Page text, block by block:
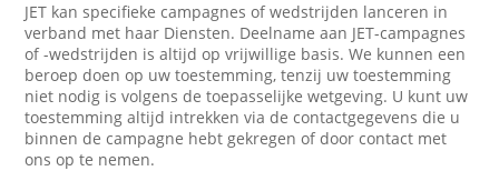
JET kan specifieke campagnes of wedstrijden lanceren in
verband met haar Diensten. Deelname aan JET-campagnes
of -wedstrijden is altijd op vrijwillige basis. We kunnen een
beroep doen op uw toestemming, tenzij uw toestemming
niet nodig is volgens de toepasselijke wetgeving. U kunt uw
toestemming altijd intrekken via de contactgegevens die u
binnen de campagne hebt gekregen of door contact met
ons op te nemen.